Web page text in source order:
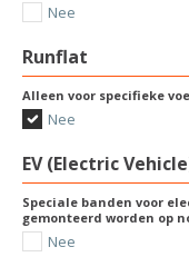
Nee
Runflat
Alleen voor specifieke
Nee
EV (Electric
Speciale banden voor
gemonteerd worden op
Nee